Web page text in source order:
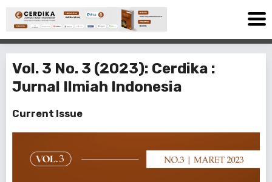
Vol. 3 No. 3 (2023): Cerdika :
Jurnal Ilmiah Indonesia
Current Issue